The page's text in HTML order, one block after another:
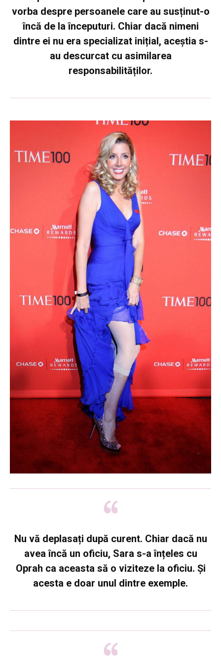
vorba despre persoanele care au susținut-o
încă de la începuturi. Chiar dacă nimeni
dintre ei nu era specializat inițial, aceștia s-
au descurcat cu asimilarea
responsabilităților.
Nu vă deplasați după curent. Chiar dacă nu
avea încă un oficiu, Sara s-a înțeles cu
Oprah ca aceasta să o viziteze la oficiu. Și
acesta e doar unul dintre exemple.